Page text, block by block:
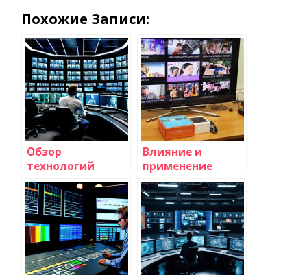
Похожие Записи:
Обзор
технологий
автоматического
распознавания
лиц в
телевидении:
современные
возможности и
перспективы
Влияние и
применение
искусственного
интеллекта в
сфере
телевидения